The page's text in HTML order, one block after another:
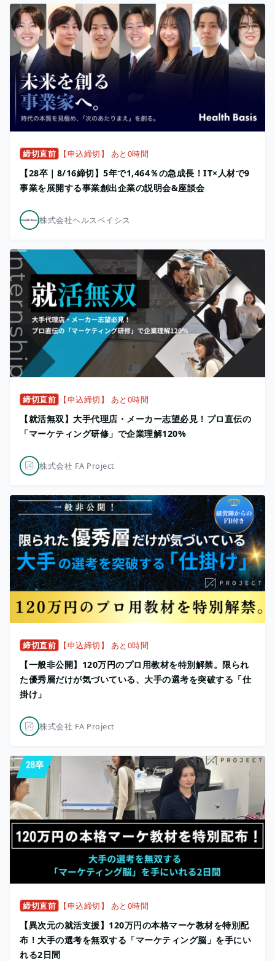
締切直前 【申込締切】 あと0時間
【28卒｜8/16締切】5年で1,464％の急成長！IT×人材で9
事業を展開する事業創出企業の説明会&座談会
株式会社ヘルスベイシス
締切直前 【申込締切】 あと0時間
【就活無双】大手代理店・メーカー志望必見！プロ直伝の
「マーケティング研修」で企業理解120%
株式会社 FA Project
締切直前 【申込締切】 あと0時間
【一般非公開】120万円のプロ用教材を特別解禁。限られ
た優秀層だけが気づいている、大手の選考を突破する「仕
掛け」
株式会社 FA Project
締切直前 【申込締切】 あと0時間
【異次元の就活支援】120万円の本格マーケ教材を特別配
布！大手の選考を無双する「マーケティング脳」を手にい
れる2日間